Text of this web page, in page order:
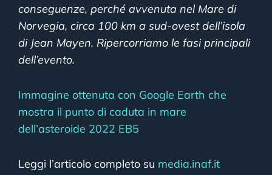
conseguenze, perché avvenuta nel Mare di
Norvegia, circa 100 km a sud-ovest dell’isola
di Jean Mayen. Ripercorriamo le fasi principali
dell’evento.
Immagine ottenuta con Google Earth che
mostra il punto di caduta in mare
dell’asteroide 2022 EB5
Leggi l’articolo completo su media.inaf.it